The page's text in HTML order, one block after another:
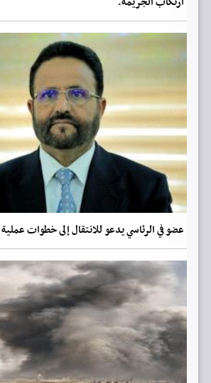
عضو في الرئاسي يدعو للانتقال إلى خطوات